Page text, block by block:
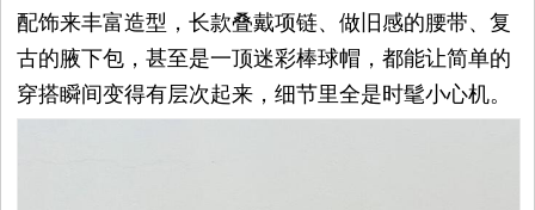
配饰来丰富造型，长款叠戴项链、做旧感的腰带、复
古的腋下包，甚至是一顶迷彩棒球帽，都能让简单的
穿搭瞬间变得有层次起来，细节里全是时髦小心机。